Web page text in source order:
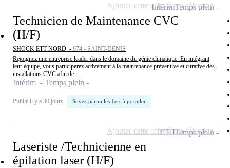
Technicien de Maintenance CVC
(H/F)
SHOCK ETT NORD - 974 - SAINT-DENIS
Rejoignez une entreprise leader dans le domaine du génie climatique. En intégrant
leur équipe, vous participerez activement à la maintenance préventive et curative des
installations CVC afin de...
Intérim - Temps plein
Publié il y a 30 jours Soyez parmi les 1ers à postuler
IntérimTemps plein
Ajouter cette offre à ma sélection
Laseriste /Technicienne en
épilation laser (H/F)
CDITemps plein
Ajouter cette offre à ma sélection